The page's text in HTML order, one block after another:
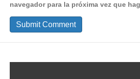
navegador para la próxima vez que